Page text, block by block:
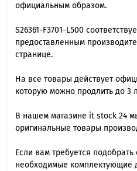
официальным образом.
S26361-F3701-L500
предоставленным
странице.
На все товары действует
которую можно продлить до 3
В нашем магазине it stock 24
оригинальные товары
Если вам требуется
необходимые комплектующие